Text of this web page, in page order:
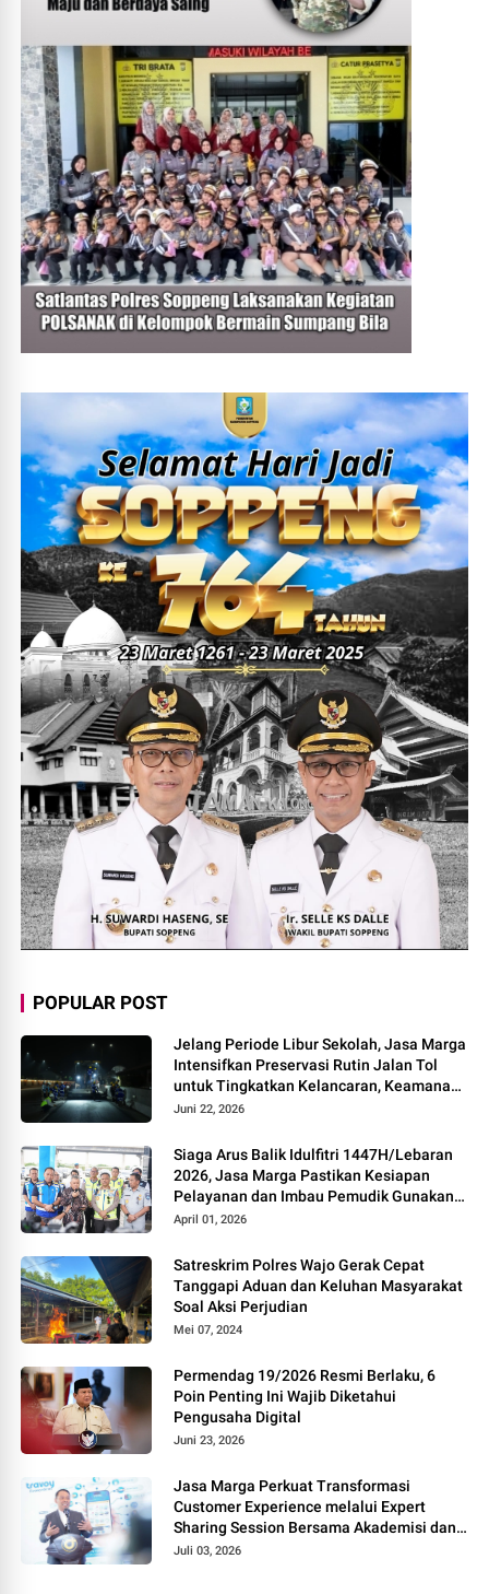
POPULAR POST
Jelang Periode Libur Sekolah, Jasa Marga
Intensifkan Preservasi Rutin Jalan Tol
untuk Tingkatkan Kelancaran, Keamanan
dan Kenyamanan Perjalanan
Juni 22, 2026
Siaga Arus Balik Idulfitri 1447H/Lebaran
2026, Jasa Marga Pastikan Kesiapan
Pelayanan dan Imbau Pemudik Gunakan
Rest Area Alternatif
April 01, 2026
Satreskrim Polres Wajo Gerak Cepat
Tanggapi Aduan dan Keluhan Masyarakat
Soal Aksi Perjudian
Mei 07, 2024
Permendag 19/2026 Resmi Berlaku, 6
Poin Penting Ini Wajib Diketahui
Pengusaha Digital
Juni 23, 2026
Jasa Marga Perkuat Transformasi
Customer Experience melalui Expert
Sharing Session Bersama Akademisi dan
Praktisi
Juli 03, 2026